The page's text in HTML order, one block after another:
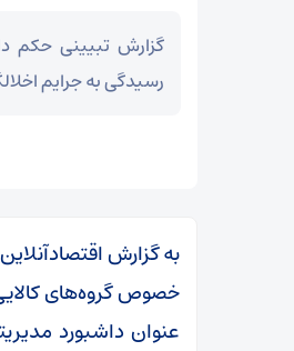
گزارش تبیینی حکم
رسیدگی به جرایم
به گزارش
خصوص گروه‌های
عنوان داشبورد